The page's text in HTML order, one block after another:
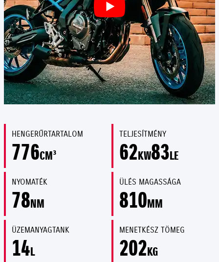
HENGERŰRTARTALOM
776CM³
TELJESÍTMÉNY
62KW83LE
NYOMATÉK
78NM
ÜLÉS MAGASSÁGA
810MM
ÜZEMANYAGTANK
14L
MENETKÉSZ TÖMEG
202KG